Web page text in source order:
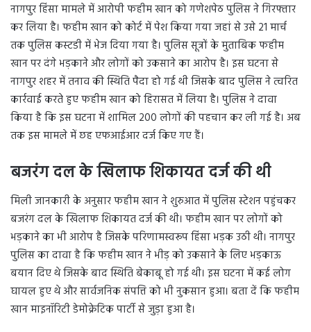
नागपुर हिंसा मामले में आरोपी फहीम खान को गणेशपेठ पुलिस ने गिरफ्तार
कर लिया है। फहीम खान को कोर्ट में पेश किया गया जहां से उसे 21 मार्च
तक पुलिस कस्टडी में भेज दिया गया है। पुलिस सूत्रों के मुताबिक फहीम
खान पर दंगे भड़काने और लोगों को उकसाने का आरोप है। इस घटना से
नागपुर शहर में तनाव की स्थिति पैदा हो गई थी जिसके बाद पुलिस ने त्वरित
कार्रवाई करते हुए फहीम खान को हिरासत में लिया है। पुलिस ने दावा
किया है कि इस घटना में शामिल 200 लोगों की पहचान कर ली गई है। अब
तक इस मामले में छह एफआईआर दर्ज किए गए हैं।
बजरंग दल के खिलाफ शिकायत दर्ज की थी
मिली जानकारी के अनुसार फहीम खान ने शुरुआत में पुलिस स्टेशन पहुंचकर
बजरंग दल के खिलाफ शिकायत दर्ज की थी। फहीम खान पर लोगों को
भड़काने का भी आरोप है जिसके परिणामस्वरूप हिंसा भड़क उठी थी। नागपुर
पुलिस का दावा है कि फहीम खान ने भीड़ को उकसाने के लिए भड़काऊ
बयान दिए थे जिसके बाद स्थिति बेकाबू हो गई थी। इस घटना में कई लोग
घायल हुए थे और सार्वजनिक संपत्ति को भी नुकसान हुआ। बता दें कि फहीम
खान माइनॉरिटी डेमोक्रेटिक पार्टी से जुड़ा हुआ है।